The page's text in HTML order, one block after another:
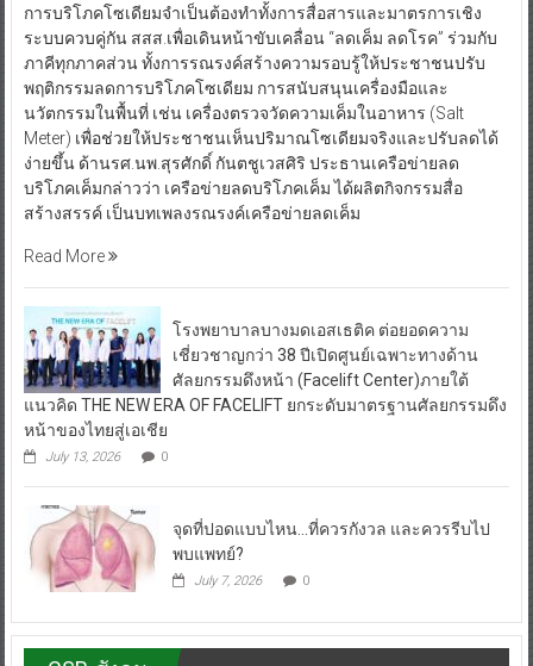
การบริโภคโซเดียมจำเป็นต้องทำทั้งการสื่อสารและมาตรการเชิง
ระบบควบคู่กัน สสส.เพื่อเดินหน้าขับเคลื่อน “ลดเค็ม ลดโรค” ร่วมกับ
ภาคีทุกภาคส่วน ทั้งการรณรงค์สร้างความรอบรู้ให้ประชาชนปรับ
พฤติกรรมลดการบริโภคโซเดียม การสนับสนุนเครื่องมือและ
นวัตกรรมในพื้นที่ เช่น เครื่องตรวจวัดความเค็มในอาหาร (Salt
Meter) เพื่อช่วยให้ประชาชนเห็นปริมาณโซเดียมจริงและปรับลดได้
ง่ายขึ้น ด้านรศ.นพ.สุรศักดิ์ กันตชูเวสศิริ ประธานเครือข่ายลด
บริโภคเค็มกล่าวว่า เครือข่ายลดบริโภคเค็ม ได้ผลิตกิจกรรมสื่อ
สร้างสรรค์ เป็นบทเพลงรณรงค์เครือข่ายลดเค็ม
Read More
โรงพยาบาลบางมดเอสเธติค ต่อยอดความ
เชี่ยวชาญกว่า 38 ปีเปิดศูนย์เฉพาะทางด้าน
ศัลยกรรมดึงหน้า (Facelift Center)ภายใต้
แนวคิด THE NEW ERA OF FACELIFT ยกระดับมาตรฐานศัลยกรรมดึง
หน้าของไทยสู่เอเชีย
July 13, 2026 0
จุดที่ปอดแบบไหน…ที่ควรกังวล และควรรีบไป
พบแพทย์?
July 7, 2026 0